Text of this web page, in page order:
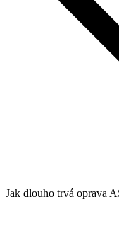
Jak dlouho trvá oprava